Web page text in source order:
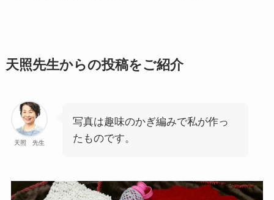
天照先生からの投稿をご紹介
天照 先生
写真は趣味のかぎ編みで私が作っ
たものです。